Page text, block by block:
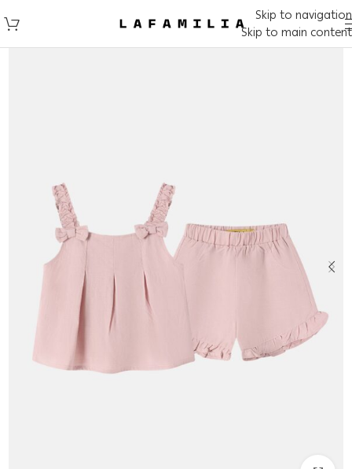
Skip to navigation
Skip to main content